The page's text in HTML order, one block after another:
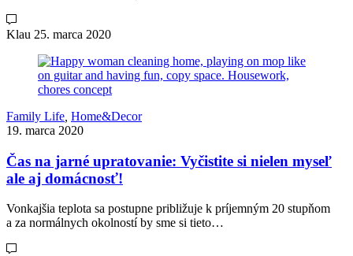
Klau 25. marca 2020
Family Life Home&Decor
19. marca 2020
Čas na jarné upratovanie: Vyčistite si nielen myseľ
ale aj domácnosť!
Vonkajšia teplota sa postupne približuje k príjemným 20 stupňom
a za normálnych okolností by sme si tieto…